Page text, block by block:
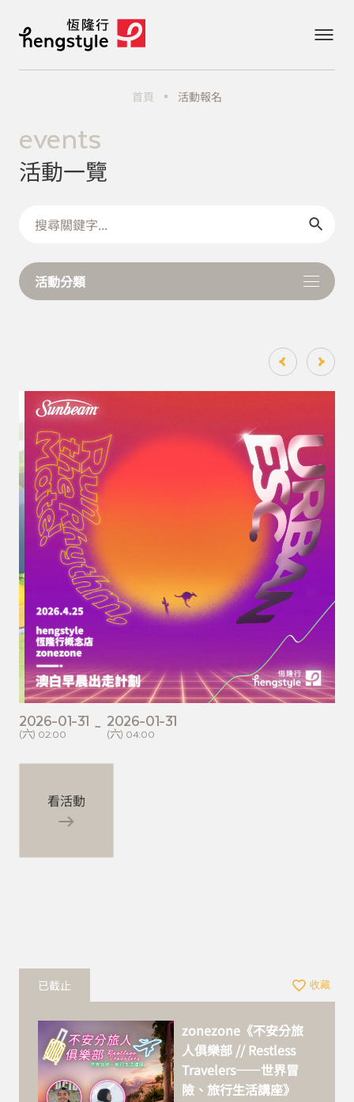
首頁 活動報名
events
活動一覽
活動分類
2026-01-31
(六) 02:00 ~ 2026-01-31
(六) 04:00
看活動
已截止 收藏
zonezone《不安分旅
人俱樂部 // Restless
Travelers——世界冒
險、旅行生活講座》